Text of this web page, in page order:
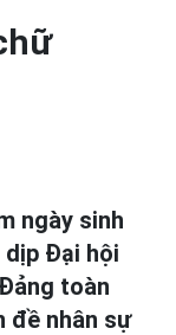
ngày sinh
dịp Đại hội
toàn
đề nhân sự